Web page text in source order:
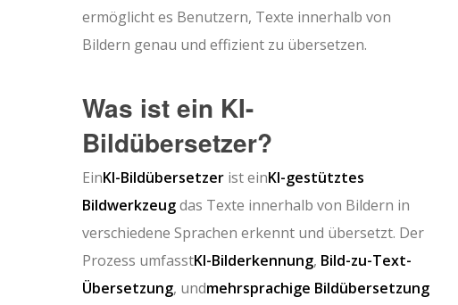
ermöglicht es Benutzern, Texte innerhalb von
Bildern genau und effizient zu übersetzen.
Was ist ein KI-
Bildübersetzer?
EinKI-Bildübersetzer ist einKI-gestütztes
Bildwerkzeugdas Texte innerhalb von Bildern in
verschiedene Sprachen erkennt und übersetzt. Der
Prozess umfasstKI-Bilderkennung, Bild-zu-Text-
Übersetzung, undmehrsprachige Bildübersetzung